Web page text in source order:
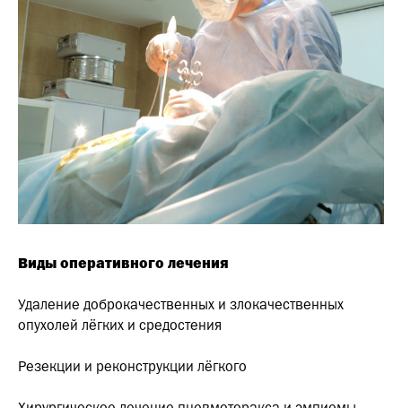
Виды оперативного лечения
Удаление доброкачественных и злокачественных
опухолей лёгких и средостения
Резекции и реконструкции лёгкого